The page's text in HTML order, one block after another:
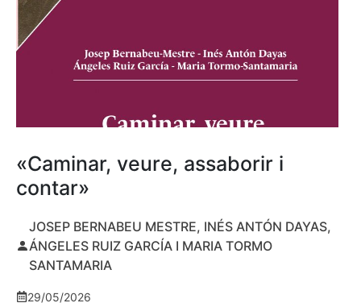
«Caminar, veure, assaborir i
contar»
JOSEP BERNABEU MESTRE, INÉS ANTÓN DAYAS,
ÁNGELES RUIZ GARCÍA I MARIA TORMO
SANTAMARIA
29/05/2026